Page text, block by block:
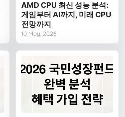
AMD CPU 최신 성능 분석:
게임부터 AI까지, 미래 CPU
전망까지
10 May, 2026